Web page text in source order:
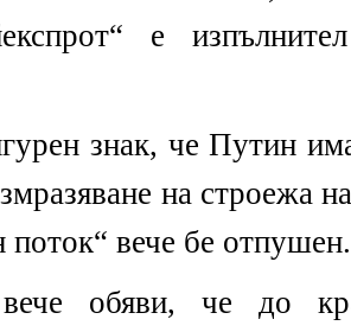
е
знак, че Путин
на строежа
вече бе отпушен.
обяви, че до